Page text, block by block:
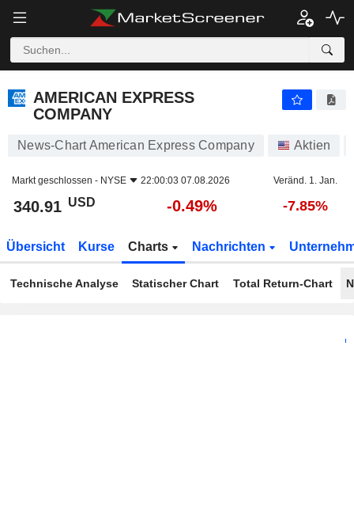
AMERICAN EXPRESS
COMPANY
News-Chart American Express Company Aktien
Markt geschlossen - NYSE 22:00:03 07.08.2026 Veränd. 1. Jan.
340.91 USD -0.49% -7.85%
Übersicht Kurse Charts Nachrichten
Technische Analyse Statischer Chart Total Return-Chart